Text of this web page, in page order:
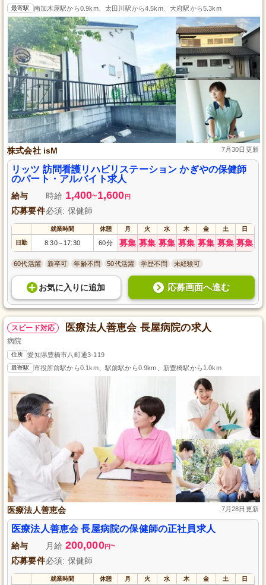
最寄駅 南加木屋駅から0.9km、太田川駅から4.5km、大府駅から5.3km
株式会社 isM 7月30日更新
リッツ 訪問看護リハビリステーション かぎやの保健師
のパート・アルバイト求人
給与 時給 1,400~1,600 円
応募要件必須: 保健師
就業時間 休憩 月 火 水 木 金 土 日
日勤 8:30～ 17:30 60分 募集 募集 募集 募集 募集 募集 募集
60代活躍 新卒可 年齢不問 50代活躍 学歴不問 未経験可
お気に入り に追加 応募画面へ進む
スピード対応 医療法人善恵会 長屋病院の求人
病院
住所 愛知県豊橋市八町通3-119
最寄駅 市役所前駅から0.1km、駅前駅から0.9km、新豊橋駅から1.0km
医療法人善恵会 7月28日更新
医療法人善恵会 長屋病院の保健師の正社員求人
給与 月給 200,000円~
応募要件必須: 保健師
就業時間 休憩 月 火 水 木 金 土 日